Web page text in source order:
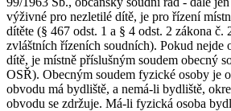
výživné pro nezletilé dítě, je pro řízení
dítěte (§ 467 odst. 1 a § 4 odst. 2 zákona č.
zvláštních řízeních soudních). Pokud nejde
dítě, je místně příslušným soudem obecný
OSŘ). Obecným soudem fyzické osoby je
obvodu má bydliště, a nemá-li bydliště,
obvodu se zdržuje. Má-li fyzická osoba